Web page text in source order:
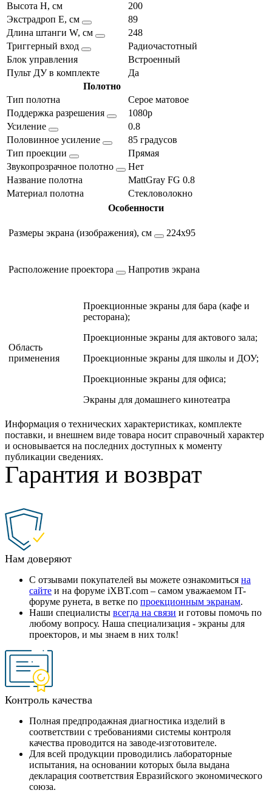
Высота H, см
200
Экстрадроп E, см
89
Длина штанги W, см
248
Триггерный вход
Радиочастотный
Блок управления
Встроенный
Пульт ДУ в комплекте
Да
Полотно
Тип полотна
Серое матовое
Поддержка разрешения
1080p
Усиление
0.8
Половинное усиление
85 градусов
Тип проекции
Прямая
Звукопрозрачное полотно
Нет
Название полотна
MattGray FG 0.8
Материал полотна
Стекловолокно
Особенности
Размеры экрана (изображения), см 224х95
Расположение проектора Напротив экрана
Область
применения
Проекционные экраны для бара (кафе и
ресторана);
Проекционные экраны для актового зала;
Проекционные экраны для школы и ДОУ;
Проекционные экраны для офиса;
Экраны для домашнего кинотеатра
Информация о технических характеристиках, комплекте
поставки, и внешнем виде товара носит справочный характер
и основывается на последних доступных к моменту
публикации сведениях.
Гарантия и возврат
Нам доверяют
С отзывами покупателей вы можете ознакомиться на
сайте и на форуме iXBT.com – самом уважаемом IT-
форуме рунета, в ветке по проекционным экранам.
Наши специалисты всегда на связи и готовы помочь по
любому вопросу. Наша специализация - экраны для
проекторов, и мы знаем в них толк!
Контроль качества
Полная предпродажная диагностика изделий в
соответствии с требованиями системы контроля
качества проводится на заводе-изготовителе.
Для всей продукции проводились лабораторные
испытания, на основании которых была выдана
декларация соответствия Евразийского экономического
союза.